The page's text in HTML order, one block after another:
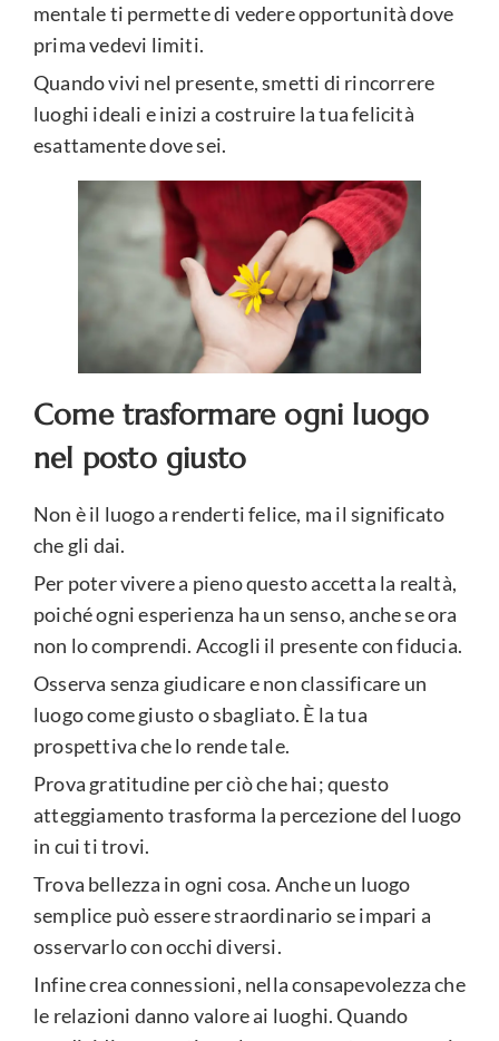
mentale ti permette di vedere opportunità dove
prima vedevi limiti.
Quando vivi nel presente, smetti di rincorrere
luoghi ideali e inizi a costruire la tua felicità
esattamente dove sei.
Come trasformare ogni luogo
nel posto giusto
Non è il luogo a renderti felice, ma il significato
che gli dai.
Per poter vivere a pieno questo accetta la realtà,
poiché ogni esperienza ha un senso, anche se ora
non lo comprendi. Accogli il presente con fiducia.
Osserva senza giudicare e non classificare un
luogo come giusto o sbagliato. È la tua
prospettiva che lo rende tale.
Prova gratitudine per ciò che hai; questo
atteggiamento trasforma la percezione del luogo
in cui ti trovi.
Trova bellezza in ogni cosa. Anche un luogo
semplice può essere straordinario se impari a
osservarlo con occhi diversi.
Infine crea connessioni, nella consapevolezza che
le relazioni danno valore ai luoghi. Quando